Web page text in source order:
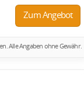
Zum Angebot
Alle Angaben ohne Gewähr.